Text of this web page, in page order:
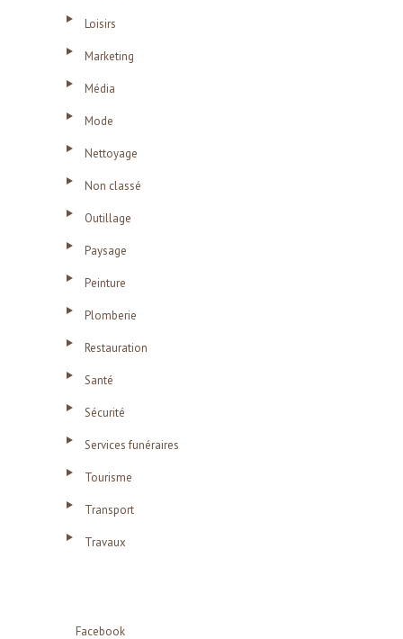
Loisirs
Marketing
Média
Mode
Nettoyage
Non classé
Outillage
Paysage
Peinture
Plomberie
Restauration
Santé
Sécurité
Services funéraires
Tourisme
Transport
Travaux
Facebook